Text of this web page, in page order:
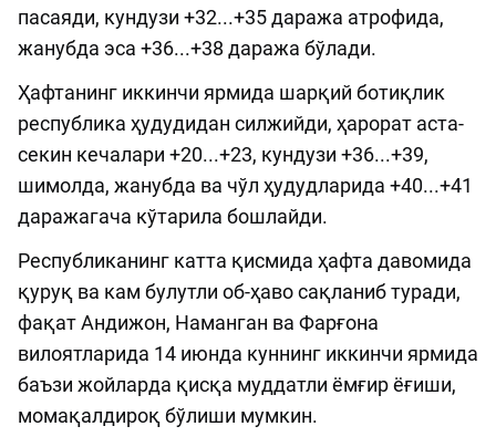
пасаяди, кундузи +32...+35 даража атрофида,
жанубда эса +36...+38 даража бўлади.
Ҳафтанинг иккинчи ярмида шарқий ботиқлик
республика ҳудудидан силжийди, ҳарорат аста-
секин кечалари +20...+23, кундузи +36...+39,
шимолда, жанубда ва чўл ҳудудларида +40...+41
даражагача кўтарила бошлайди.
Республиканинг катта қисмида ҳафта давомида
қуруқ ва кам булутли об-ҳаво сақланиб туради,
фақат Андижон, Наманган ва Фарғона
вилоятларида 14 июнда куннинг иккинчи ярмида
баъзи жойларда қисқа муддатли ёмғир ёғиши,
момақалдироқ бўлиши мумкин.